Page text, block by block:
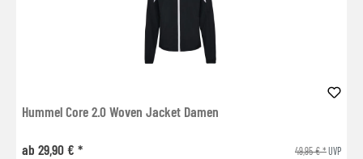
Hummel Core 2.0 Woven Jacket Damen
ab 29,90 € * 49,95 € *UVP